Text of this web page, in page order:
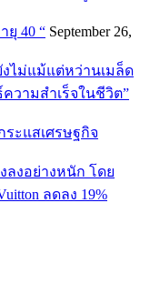
ยุ 40 “ September 26,
ไม่แม้แต่หว่านเมล็ด
วามสำเร็จในชีวิต”
ระแสเศรษฐกิจ
งอย่างหนัก โดย
ลดลง 19%